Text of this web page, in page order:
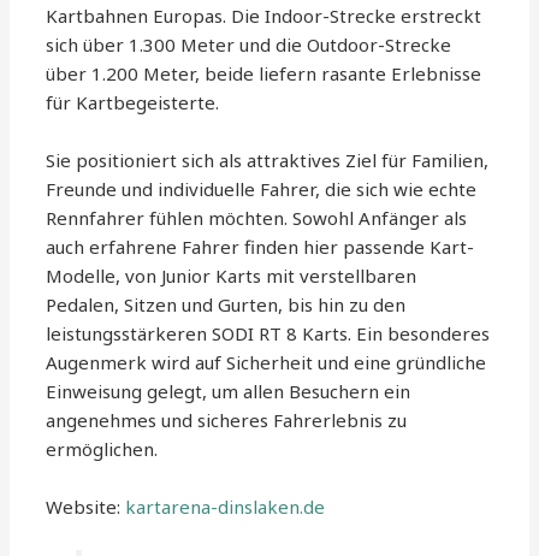
Kartbahnen Europas. Die Indoor-Strecke erstreckt
sich über 1.300 Meter und die Outdoor-Strecke
über 1.200 Meter, beide liefern rasante Erlebnisse
für Kartbegeisterte.
Sie positioniert sich als attraktives Ziel für Familien,
Freunde und individuelle Fahrer, die sich wie echte
Rennfahrer fühlen möchten. Sowohl Anfänger als
auch erfahrene Fahrer finden hier passende Kart-
Modelle, von Junior Karts mit verstellbaren
Pedalen, Sitzen und Gurten, bis hin zu den
leistungsstärkeren SODI RT 8 Karts. Ein besonderes
Augenmerk wird auf Sicherheit und eine gründliche
Einweisung gelegt, um allen Besuchern ein
angenehmes und sicheres Fahrerlebnis zu
ermöglichen.
Website: kartarena-dinslaken.de